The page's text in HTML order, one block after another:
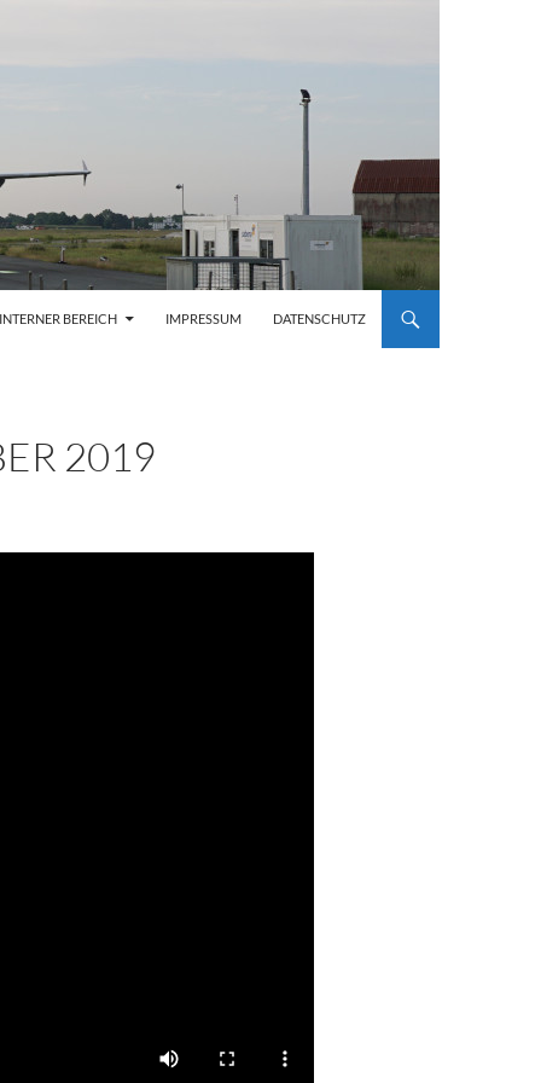
INTERNER BEREICH IMPRESSUM DATENSCHUTZ
2019